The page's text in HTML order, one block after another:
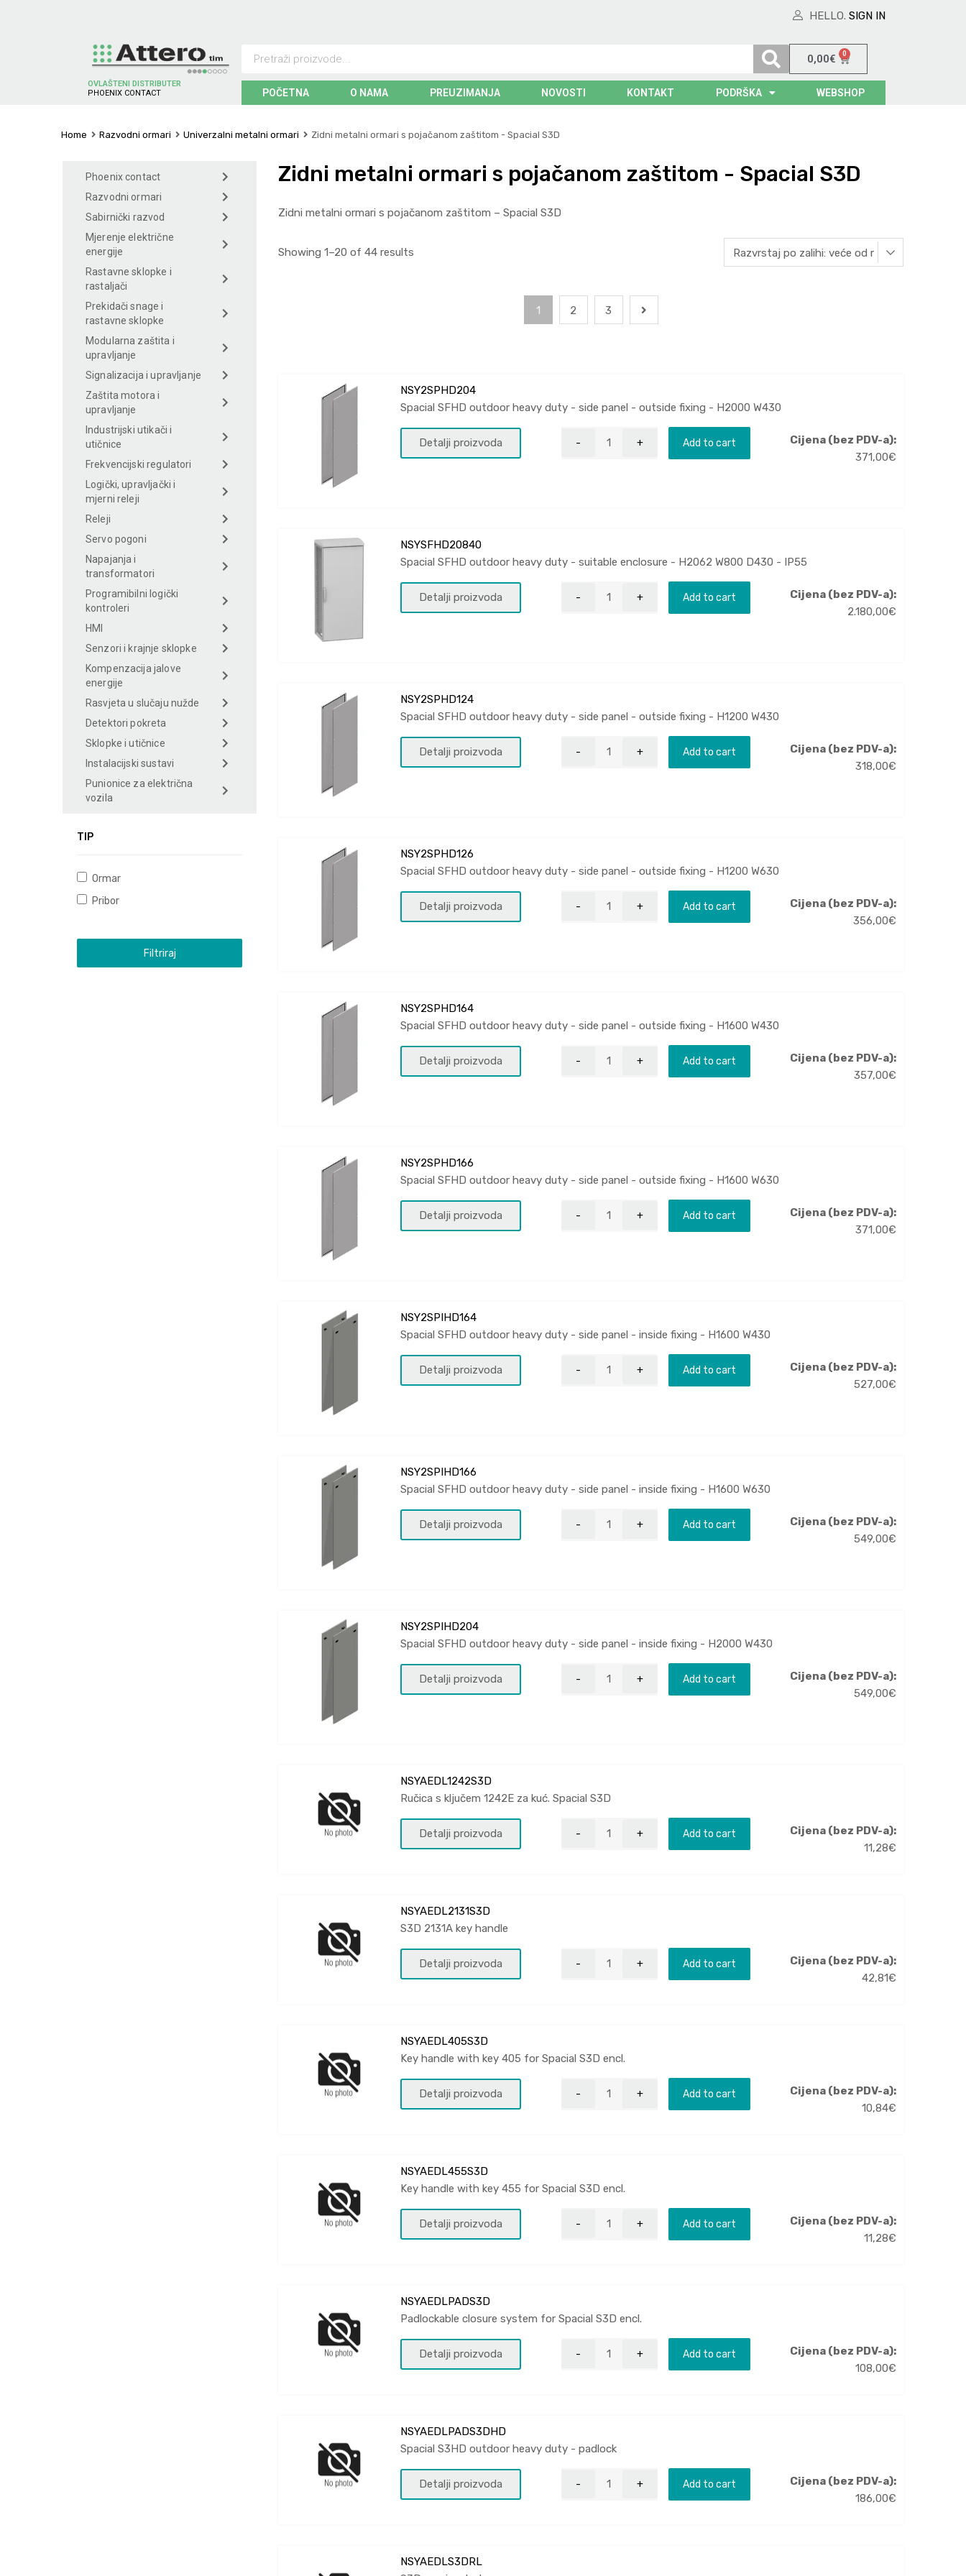
HELLO. SIGN IN
OVLAŠTENI DISTRIBUTER
P H O EN X CO NTACT
0,00€ 0
POČETNA O NAMA PREUZIMANJA NOVOSTI KONTAKT PODRŠKA WEBSHOP
Home Razvodni ormari Univerzalni metalni ormari Zidni metalni ormari s pojačanom zaštitom - Spacial S3D
Zidni metalni ormari s pojačanom zaštitom - Spacial S3D
Zidni metalni ormari s pojačanom zaštitom – Spacial S3D
Showing 1–20 of 44 results
1 2 3
NSY2SPHD204
Spacial SFHD outdoor heavy duty - side panel - outside fixing - H2000 W430
Detalji proizvoda Add to cart
Cijena (bez PDV-a):
371,00€
NSYSFHD20840
Spacial SFHD outdoor heavy duty - suitable enclosure - H2062 W800 D430 - IP55
Detalji proizvoda Add to cart
Cijena (bez PDV-a):
2.180,00€
NSY2SPHD124
Spacial SFHD outdoor heavy duty - side panel - outside fixing - H1200 W430
Detalji proizvoda Add to cart
Cijena (bez PDV-a):
318,00€
NSY2SPHD126
Spacial SFHD outdoor heavy duty - side panel - outside fixing - H1200 W630
Detalji proizvoda Add to cart
Cijena (bez PDV-a):
356,00€
NSY2SPHD164
Spacial SFHD outdoor heavy duty - side panel - outside fixing - H1600 W430
Detalji proizvoda Add to cart
Cijena (bez PDV-a):
357,00€
NSY2SPHD166
Spacial SFHD outdoor heavy duty - side panel - outside fixing - H1600 W630
Detalji proizvoda Add to cart
Cijena (bez PDV-a):
371,00€
NSY2SPIHD164
Spacial SFHD outdoor heavy duty - side panel - inside fixing - H1600 W430
Detalji proizvoda Add to cart
Cijena (bez PDV-a):
527,00€
NSY2SPIHD166
Spacial SFHD outdoor heavy duty - side panel - inside fixing - H1600 W630
Detalji proizvoda Add to cart
Cijena (bez PDV-a):
549,00€
NSY2SPIHD204
Spacial SFHD outdoor heavy duty - side panel - inside fixing - H2000 W430
Detalji proizvoda Add to cart
Cijena (bez PDV-a):
549,00€
NSYAEDL1242S3D
Ručica s ključem 1242E za kuć. Spacial S3D
Detalji proizvoda Add to cart
Cijena (bez PDV-a):
11,28€
NSYAEDL2131S3D
S3D 2131A key handle
Detalji proizvoda Add to cart
Cijena (bez PDV-a):
42,81€
NSYAEDL405S3D
Key handle with key 405 for Spacial S3D encl.
Detalji proizvoda Add to cart
Cijena (bez PDV-a):
10,84€
NSYAEDL455S3D
Key handle with key 455 for Spacial S3D encl.
Detalji proizvoda Add to cart
Cijena (bez PDV-a):
11,28€
NSYAEDLPADS3D
Padlockable closure system for Spacial S3D encl.
Detalji proizvoda Add to cart
Cijena (bez PDV-a):
108,00€
NSYAEDLPADS3DHD
Spacial S3HD outdoor heavy duty - padlock
Detalji proizvoda Add to cart
Cijena (bez PDV-a):
186,00€
NSYAEDLS3DRL
Phoenix contact
Razvodni ormari
Sabirnički razvod
Mjerenje električne
energije
Rastavne sklopke i
rastaljači
Prekidači snage i
rastavne sklopke
Modularna zaštita i
upravljanje
Signalizacija i upravljanje
Zaštita motora i
upravljanje
Industrijski utikači i
utičnice
Frekvencijski regulatori
Logički, upravljački i
mjerni releji
Releji
Servo pogoni
Napajanja i
transformatori
Programibilni logički
kontroleri
HMI
Senzori i krajnje sklopke
Kompenzacija jalove
energije
Rasvjeta u slučaju nužde
Detektori pokreta
Sklopke i utičnice
Instalacijski sustavi
Punionice za električna
vozila
TIP
Ormar
Pribor
Filtriraj